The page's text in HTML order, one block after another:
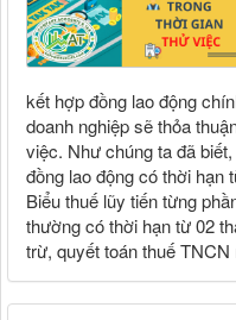
kết hợp đồng lao động
doanh nghiệp sẽ thỏa
việc. Như chúng ta đã
đồng lao động có thời hạn
Biểu thuế lũy tiến từng
thường có thời hạn từ 02
trừ, quyết toán thuế TNCN